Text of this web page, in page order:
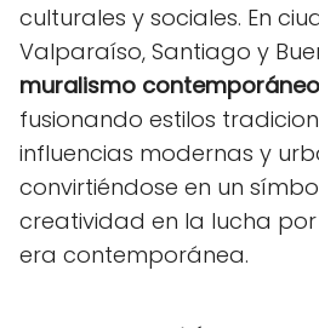
culturales y sociales. En
Valparaíso, Santiago y
muralismo contemporáneo
fusionando estilos
influencias modernas y
convirtiéndose en un
creatividad en la lucha
era contemporánea.